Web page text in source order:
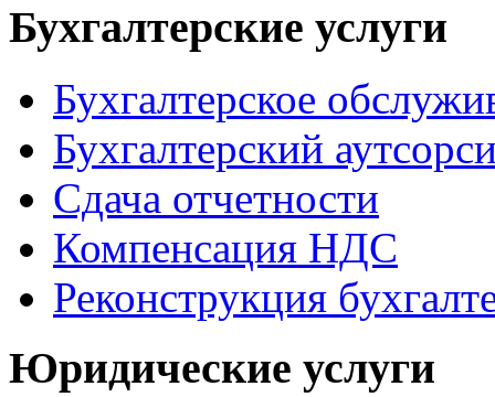
Бухгалтерские услуги
Бухгалтерское
Бухгалтерский
Сдача отчетности
Компенсация НДС
Реконструкция
Юридические услуги